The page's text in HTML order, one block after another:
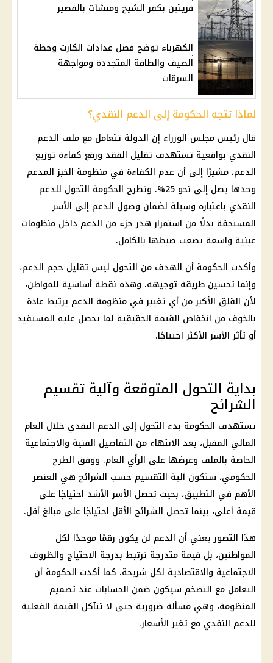
قريتين بكفر الشيخ ومنشآت بالقصير
الكهرباء توضح فصل عدادات الكارت وخطة
الصيف والطاقة المتجددة ومواجهة
السرقات
لماذا تتجه الحكومة إلى الدعم النقدي؟
قال رئيس مجلس الوزراء إن الدولة تتعامل مع ملف الدعم
النقدي بواقعية تستهدف تقليل الفقد ورفع كفاءة توزيع
الدعم، مشيرًا إلى أن عدم الكفاءة في منظومة الخبز المدعم
وحدها يصل إلى نحو 25%. وتطرح الحكومة التحول للدعم
النقدي باعتباره وسيلة لضمان وصول الدعم إلى الأسر
المستحقة بدلًا من استمرار هدر جزء من الدعم داخل منظومات
عينية واسعة يصعب ضبطها بالكامل.
وأكدت الحكومة أن الهدف من التحول ليس تقليل حجم الدعم،
وإنما تحسين طريقة توجيهه. وهذه نقطة أساسية للمواطن،
لأن القلق الأكبر من أي تغيير في منظومة الدعم يرتبط عادة
بالخوف من انخفاض القيمة الحقيقية لما يحصل عليه المستفيد
أو تأثر الأسر الأكثر احتياجًا.
بداية التحول المتوقعة وآلية تقسيم
الشرائح
تستهدف الحكومة بدء التحول إلى الدعم النقدي خلال العام
المالي المقبل، بعد الانتهاء من التفاصيل الفنية والاجتماعية
الخاصة بالملف وعرضها على الرأي العام. ووفق الطرح
الحكومي، ستكون آلية التقسيم حسب الشرائح هي العنصر
الأهم في التطبيق، بحيث تحصل الأسر الأشد احتياجًا على
قيمة أعلى، بينما تحصل الشرائح الأقل احتياجًا على مبالغ أقل.
هذا التصور يعني أن الدعم لن يكون رقمًا موحدًا لكل
المواطنين، بل قيمة متدرجة ترتبط بدرجة الاحتياج والظروف
الاجتماعية والاقتصادية لكل شريحة. كما أكدت الحكومة أن
التعامل مع التضخم سيكون ضمن الحسابات عند تصميم
المنظومة، وهي مسألة ضرورية حتى لا تتآكل القيمة الفعلية
للدعم النقدي مع تغير الأسعار.